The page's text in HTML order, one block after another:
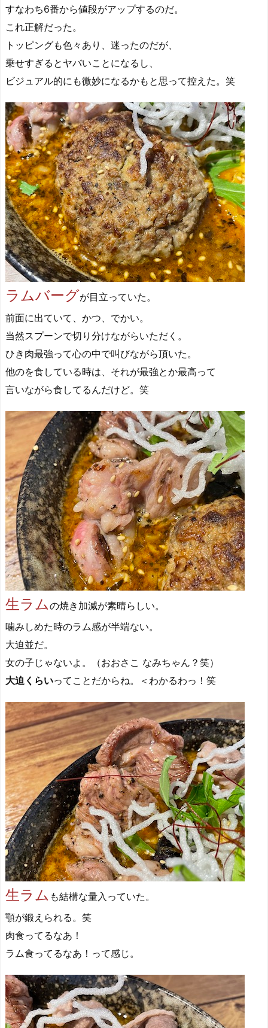
すなわち6番から値段がアップするのだ。
これ正解だった。
トッピングも色々あり、迷ったのだが、
乗せすぎるとヤバいことになるし、
ビジュアル的にも微妙になるかもと思って控えた。笑
ラムバーグが目立っていた。
前面に出ていて、かつ、でかい。
当然スプーンで切り分けながらいただく。
ひき肉最強って心の中で叫びながら頂いた。
他のを食している時は、それが最強とか最高って
言いながら食してるんだけど。笑
生ラムの焼き加減が素晴らしい。
噛みしめた時のラム感が半端ない。
大迫並だ。
女の子じゃないよ。（おおさこ なみちゃん？笑）
大迫くらいってことだからね。＜わかるわっ！笑
生ラム も結構な量入っていた。
顎が鍛えられる。笑
肉食ってるなあ！
ラム食ってるなあ！って感じ。